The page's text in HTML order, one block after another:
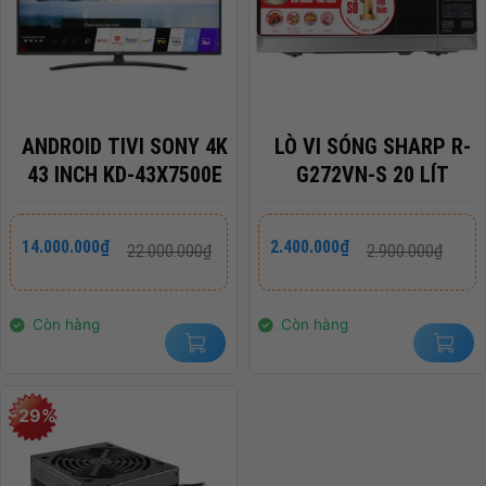
ANDROID TIVI SONY 4K
43 INCH KD-43X7500E
22.000.000₫
gốc
22.000.000₫.
14.000.000₫
hiện
là:
Còn hàng
LÒ VI SÓNG SHARP R-
G272VN-S 20 LÍT
2.900.000₫
gốc
2.900.000₫.
2.400.000₫
hiện
là:
Còn hàng
-29%